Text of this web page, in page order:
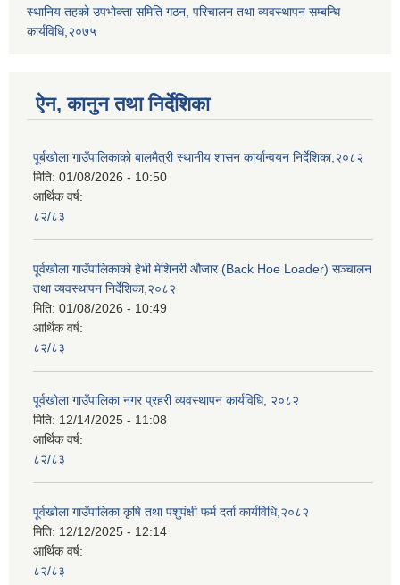
स्थानिय तहको उपभोक्ता समिति गठन, परिचालन तथा व्यवस्थापन सम्बन्धि
कार्यविधि,२०७५
ऐन, कानुन तथा निर्देशिका
पूर्बखोला गाउँपालिकाको बालमैत्री स्थानीय शासन कार्यान्वयन निर्देशिका,२०८२
मिति: 01/08/2026 - 10:50
आर्थिक वर्ष:
८२/८३
पूर्वखोला गाउँपालिकाको हेभी मेशिनरी औजार (Back Hoe Loader) सञ्चालन
तथा व्यवस्थापन निर्देशिका,२०८२
मिति: 01/08/2026 - 10:49
आर्थिक वर्ष:
८२/८३
पूर्वखोला गाउँपालिका नगर प्रहरी व्यवस्थापन कार्यविधि, २०८२
मिति: 12/14/2025 - 11:08
आर्थिक वर्ष:
८२/८३
पूर्वखोला गाउँपालिका कृषि तथा पशुपंक्षी फर्म दर्ता कार्यविधि,२०८२
मिति: 12/12/2025 - 12:14
आर्थिक वर्ष:
८२/८३